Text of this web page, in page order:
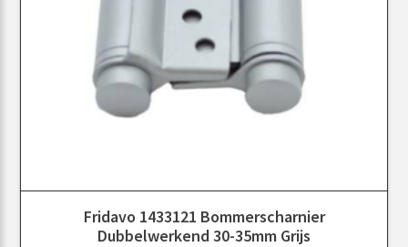
Fridavo 1433121 Bommerscharnier
Dubbelwerkend 30-35mm Grijs